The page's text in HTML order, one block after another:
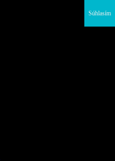
Súhlasím